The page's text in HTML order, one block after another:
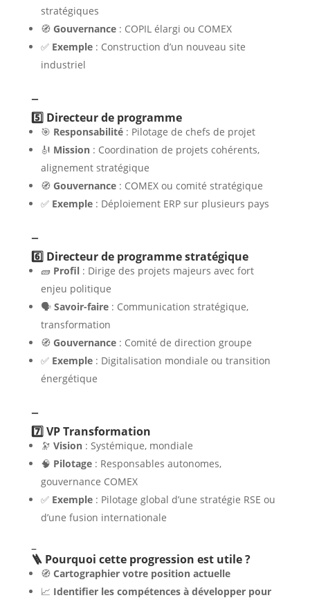
stratégiques
🧭 Gouvernance: COPIL élargi ou COMEX
✅ Exemple: Construction d’un nouveau site
industriel
–
5️⃣ Directeur de programme
🎯 Responsabilité: Pilotage de chefs de projet
🎻 Mission: Coordination de projets cohérents,
alignement stratégique
🧭 Gouvernance: COMEX ou comité stratégique
✅ Exemple: Déploiement ERP sur plusieurs pays
–
6️⃣ Directeur de programme stratégique
🧱 Profil: Dirige des projets majeurs avec fort
enjeu politique
🗣️ Savoir-faire: Communication stratégique,
transformation
🧭 Gouvernance: Comité de direction groupe
✅ Exemple: Digitalisation mondiale ou transition
énergétique
–
7️⃣ VP Transformation
🔭 Vision: Systémique, mondiale
🧠 Pilotage: Responsables autonomes,
gouvernance COMEX
✅ Exemple: Pilotage global d’une stratégie RSE ou
d’une fusion internationale
–
🪜 Pourquoi cette progression est utile ?
🧭 Cartographier votre position actuelle
📈 Identifier les compétences à développer pour